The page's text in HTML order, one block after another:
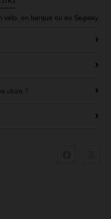
vélo, en barque ou en Segway.
chien ?